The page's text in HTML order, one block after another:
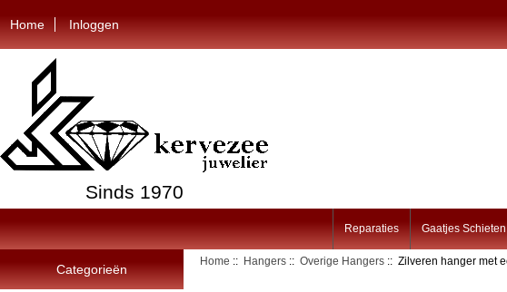
Home Inloggen
Sinds 1970
Reparaties Gaatjes Schieten
Categorieën
Home :: Hangers ::Overige Hangers :: Zilveren hanger met